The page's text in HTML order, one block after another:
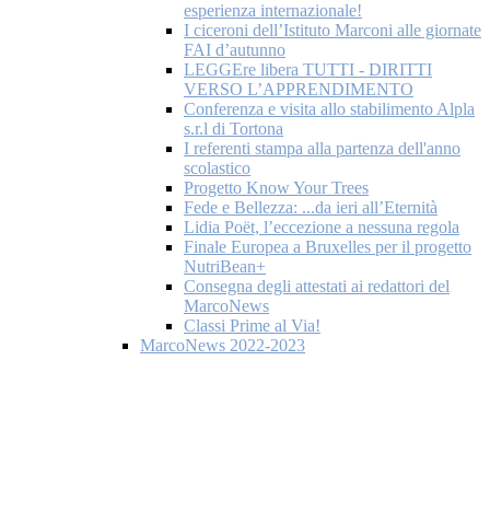
esperienza internazionale!
I ciceroni dell’Istituto Marconi alle giornate
FAI d’autunno
LEGGEre libera TUTTI - DIRITTI
VERSO L’APPRENDIMENTO
Conferenza e visita allo stabilimento Alpla
s.r.l di Tortona
I referenti stampa alla partenza dell'anno
scolastico
Progetto Know Your Trees
Fede e Bellezza: ...da ieri all’Eternità
Lidia Poët, l’eccezione a nessuna regola
Finale Europea a Bruxelles per il progetto
NutriBean+
Consegna degli attestati ai redattori del
MarcoNews
Classi Prime al Via!
MarcoNews 2022-2023